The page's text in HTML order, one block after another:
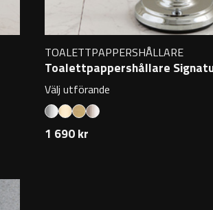
TOALETTPAPPERSHÅLLARE
Toalettpappershållare
Välj utförande
1 690 kr